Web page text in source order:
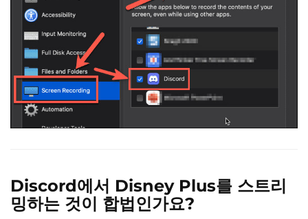
Discord에서 Disney Plus를 스트리
밍하는 것이 합법인가요?